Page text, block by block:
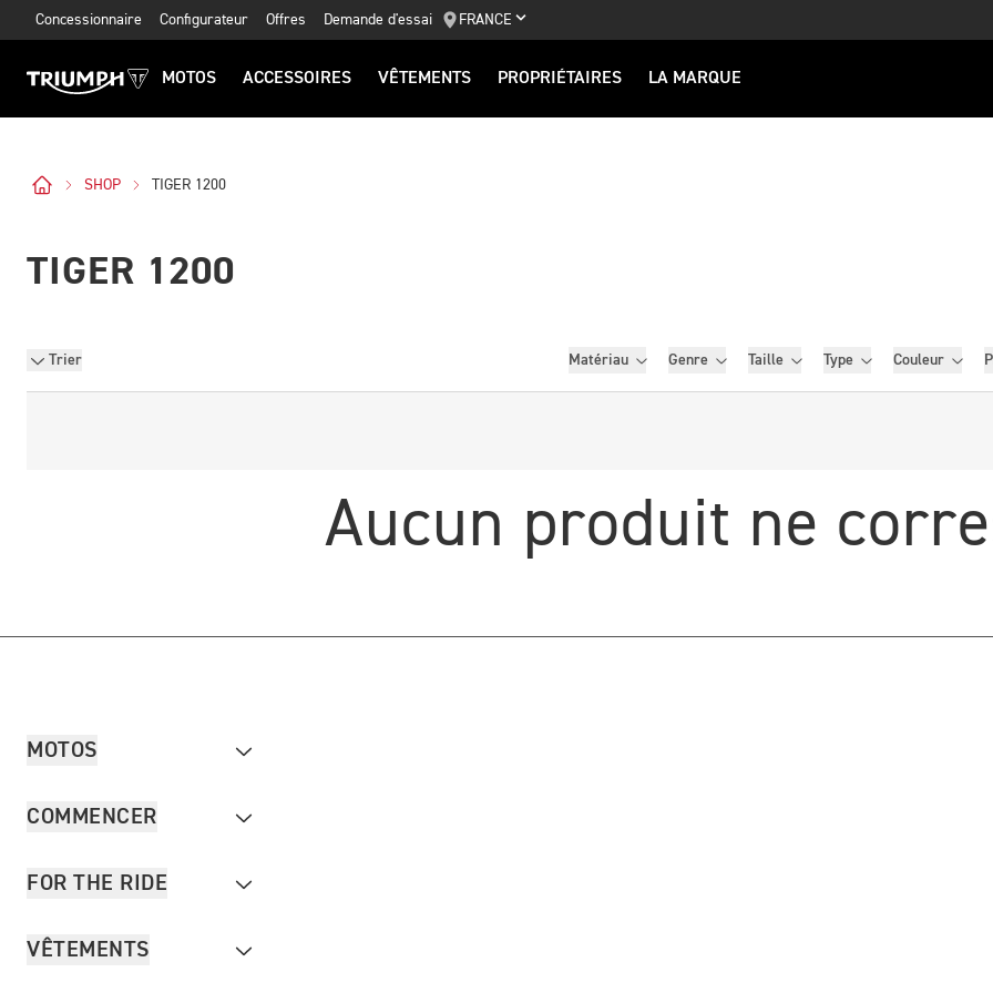
Concessionnaire Configurateur Offres Demande d'essai FRANCE
MOTOS ACCESSOIRES VÊTEMENTS PROPRIÉTAIRES LA MARQUE
SHOP TIGER 1200
TIGER 1200
Trier Filtres
Matériau Genre Taille Type Couleur
Aucun produit ne
MOTOS
COMMENCER
FOR THE RIDE
VÊTEMENTS